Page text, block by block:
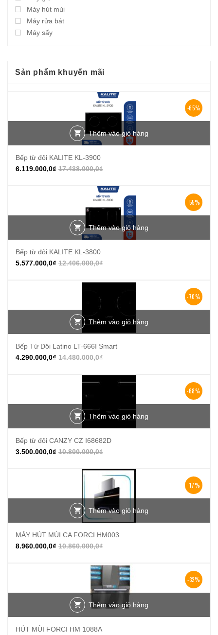
Máy hút mùi
Máy rửa bát
Máy sấy
Sản phẩm khuyến mãi
-65%
Thêm vào giỏ hàng
Bếp từ đôi KALITE KL-3900
17.438.000,0₫
6.119.000,0₫
-55%
Thêm vào giỏ hàng
Bếp từ đôi KALITE KL-3800
12.406.000,0₫
5.577.000,0₫
-70%
Thêm vào giỏ hàng
Bếp Từ Đôi Latino LT-666I Smart
14.480.000,0₫
4.290.000,0₫
-68%
Thêm vào giỏ hàng
Bếp từ đôi CANZY CZ I68682D
10.800.000,0₫
3.500.000,0₫
-17%
Thêm vào giỏ hàng
MÁY HÚT MÙI CA FORCI HM003
10.860.000,0₫
8.960.000,0₫
-32%
Thêm vào giỏ hàng
HÚT MÙI FORCI HM 1088A